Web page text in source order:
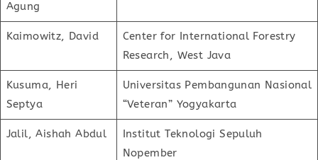
Agung
Kaimowitz, David
Center for International Forestry
Research, West Java
Kusuma, Heri
Septya
Universitas Pembangunan Nasional
“Veteran” Yogyakarta
Jalil, Aishah Abdul
Institut Teknologi Sepuluh
Nopember